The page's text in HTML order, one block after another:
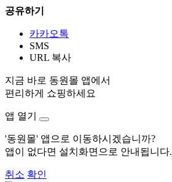
공유하기
카카오톡
SMS
URL 복사
지금 바로 동원몰 앱에서
편리하게 쇼핑하세요
앱 열기
'동원몰' 앱으로 이동하시겠습니까?
앱이 없다면 설치화면으로 안내됩니다.
취소 확인